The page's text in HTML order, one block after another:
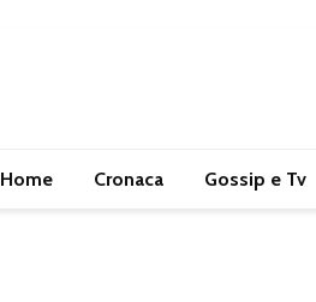
Home Cronaca Gossip e Tv